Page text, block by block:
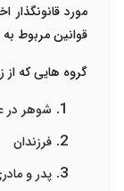
مورد
قوانین مربوط
گروه هایی که از
شوهر در
فرزندان
پدر و